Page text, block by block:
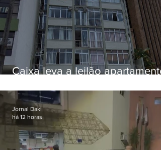
Caixa leva a leilão apartamento
Botafogo
Jornal Daki
há 12 horas